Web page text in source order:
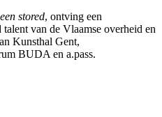
stored, ontving een
van de Vlaamse overheid en
Kunsthal Gent,
BUDA en a.pass.